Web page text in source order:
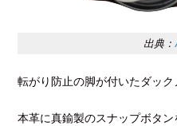
出典：
転がり防止の脚が付いたダック
本革に真鍮製のスナップボタ